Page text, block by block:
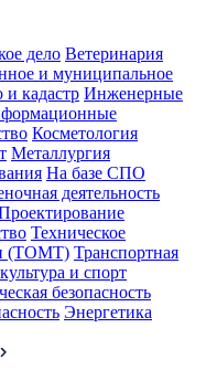
дело Ветеринария
и муниципальное
и кадастр Инженерные
Косметология
Металлургия
На базе СПО
деятельность
Техническое
(ТОМТ) Транспортная
и спорт
безопасность
Энергетика